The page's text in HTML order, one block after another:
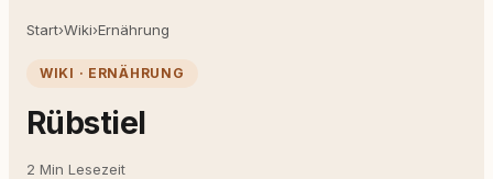
Start›Wiki›Ernährung
WIKI · ERNÄHRUNG
Rübstiel
2 Min Lesezeit